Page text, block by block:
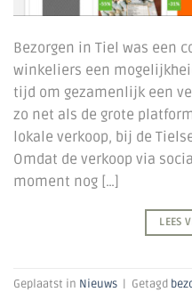
Bezorgen in Tiel was een
winkeliers een
tijd om gezamenlijk een
zo net als de grote
lokale verkoop, bij de
Omdat de verkoop via
moment nog […]
LEES
Geplaatst in Nieuws | Getagd